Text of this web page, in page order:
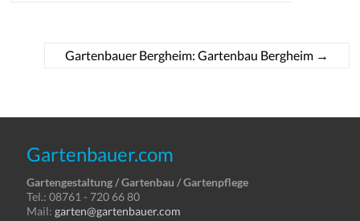
Gartenbauer Bergheim: Gartenbau Bergheim →
Gartenbauer.com
Gartengestaltung / Gartenbau / Gartenpflege
Tel.: 08761 - 720 66 80
Mail:garten@gartenbauer.com